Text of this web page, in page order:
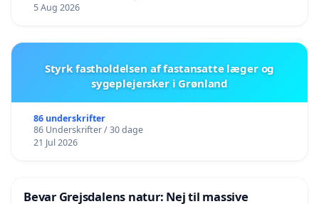
5 Aug 2026
Styrk fastholdelsen af fastansatte læger og
sygeplejersker i Grønland
86 underskrifter
86 Underskrifter / 30 dage
21 Jul 2026
Bevar Grejsdalens natur: Nej til massive